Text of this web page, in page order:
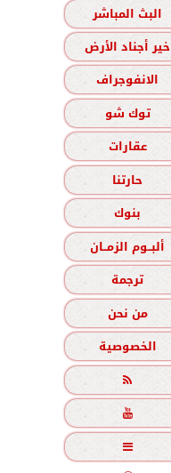
البث المباشر
خير أجناد الأرض
الانفوجراف
توك شو
عقارات
حارتنا
بنوك
ألبــوم الزمــان
ترجمة
من نحن
الخصوصية


